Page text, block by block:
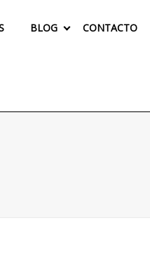
BLOG CONTACTO